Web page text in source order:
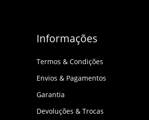
Informações
Termos & Condições
Envios & Pagamentos
Garantia
Devoluções & Trocas